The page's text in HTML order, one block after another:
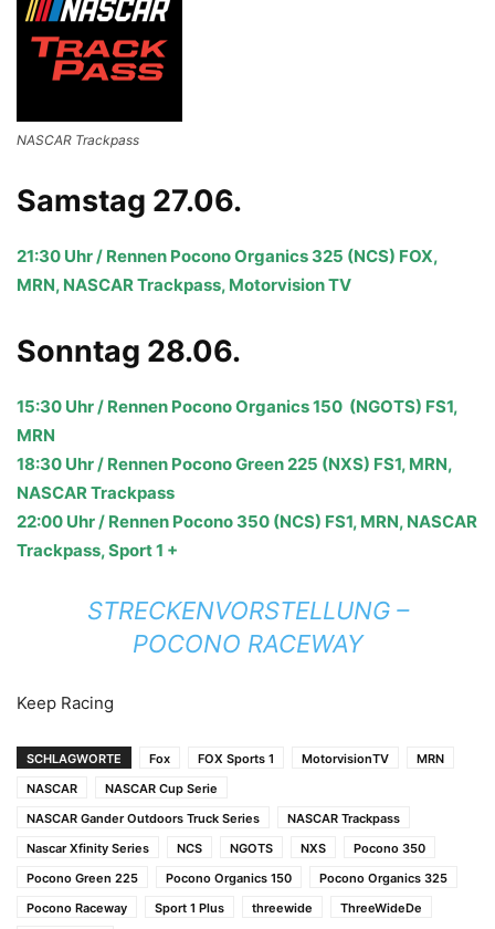
NASCAR Trackpass
Samstag 27.06.
21:30 Uhr / Rennen Pocono Organics 325 (NCS) FOX,
MRN, NASCAR Trackpass, Motorvision TV
Sonntag 28.06.
15:30 Uhr / Rennen Pocono Organics 150 (NGOTS) FS1,
MRN
18:30 Uhr / Rennen Pocono Green 225 (NXS) FS1, MRN,
NASCAR Trackpass
22:00 Uhr / Rennen Pocono 350 (NCS) FS1, MRN, NASCAR
Trackpass, Sport 1 +
STRECKENVORSTELLUNG –
POCONO RACEWAY
Keep Racing
SCHLAGWORTE Fox FOX Sports 1 MotorvisionTV
MRN
NASCAR
NASCAR Cup Serie
NASCAR Gander Outdoors Truck Series
NASCAR Trackpass
Nascar Xfinity Series
NCS NGOTS NXS
Pocono 350
Pocono Green 225
Pocono Organics 150
Pocono Organics 325
Pocono Raceway
Sport 1 Plus threewide
ThreeWideDe